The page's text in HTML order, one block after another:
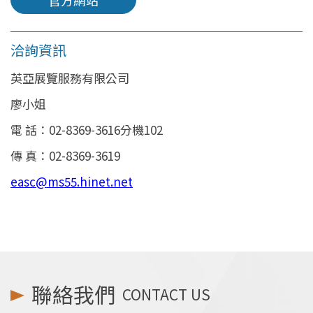
洽詢資訊
英亞展覽服務有限公司
廖小姐
電 話：02-8369-3616分機102
傳 真：02-8369-3619
easc@ms55.hinet.net
聯絡我們 CONTACT US